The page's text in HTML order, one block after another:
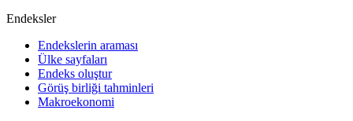
Endeksler
Endekslerin araması
Ülke sayfaları
Endeks oluştur
Görüş birliği tahminleri
Makroekonomi